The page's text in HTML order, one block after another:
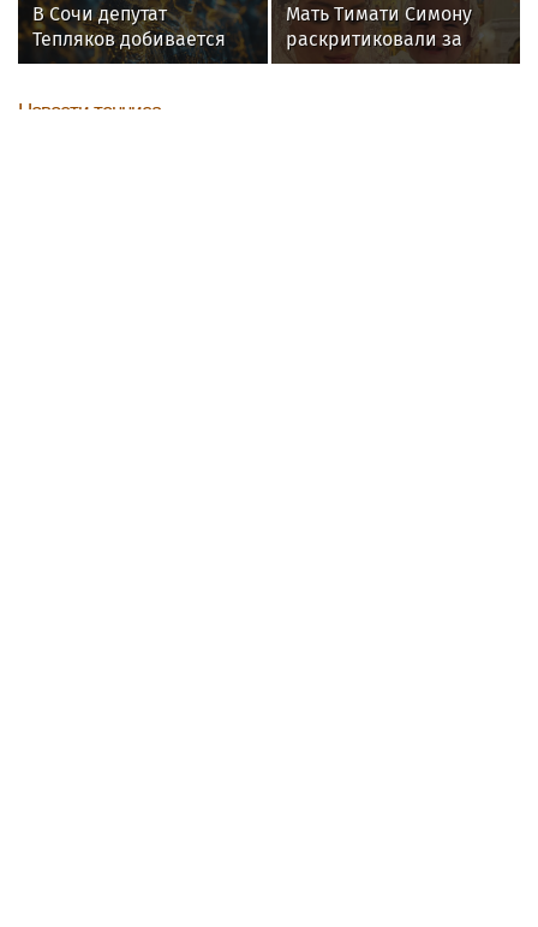
В Сочи депутат
Тепляков добивается
изменений в Генплан
Мать Тимати Симону
раскритиковали за
неудачные фото
Новости тенниса